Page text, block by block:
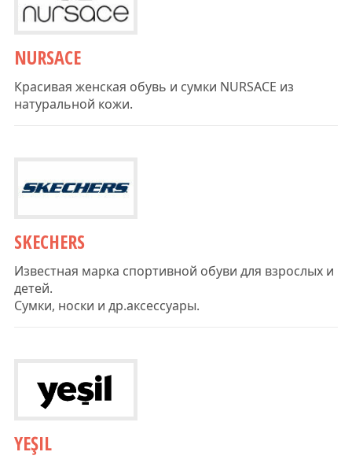
NURSACE
Красивая женская обувь и сумки NURSACE из
натуральной кожи.
SKECHERS
Известная марка спортивной обуви для взрослых и
детей.
Сумки, носки и др.аксессуары.
YEŞIL